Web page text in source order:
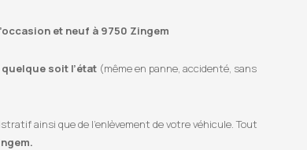
et neuf à 9750 Zingem
soit l’état (même en panne, accidenté, sans
ainsi que de l’enlèvement de votre véhicule. Tout